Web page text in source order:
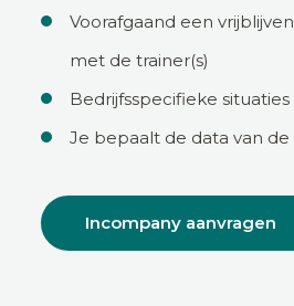
Voorafgaand een
met de trainer(s)
Bedrijfsspecifieke
Je bepaalt de data van de
Incompany aanvragen